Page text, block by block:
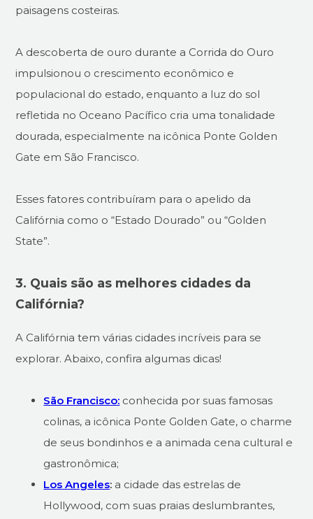
paisagens costeiras.
A descoberta de ouro durante a Corrida do Ouro
impulsionou o crescimento econômico e
populacional do estado, enquanto a luz do sol
refletida no Oceano Pacífico cria uma tonalidade
dourada, especialmente na icônica Ponte Golden
Gate em São Francisco.
Esses fatores contribuíram para o apelido da
Califórnia como o “Estado Dourado” ou “Golden
State”.
3. Quais são as melhores cidades da
Califórnia?
A Califórnia tem várias cidades incríveis para se
explorar. Abaixo, confira algumas dicas!
São Francisco: conhecida por suas famosas
colinas, a icônica Ponte Golden Gate, o charme
de seus bondinhos e a animada cena cultural e
gastronômica;
Los Angeles: a cidade das estrelas de
Hollywood, com suas praias deslumbrantes,